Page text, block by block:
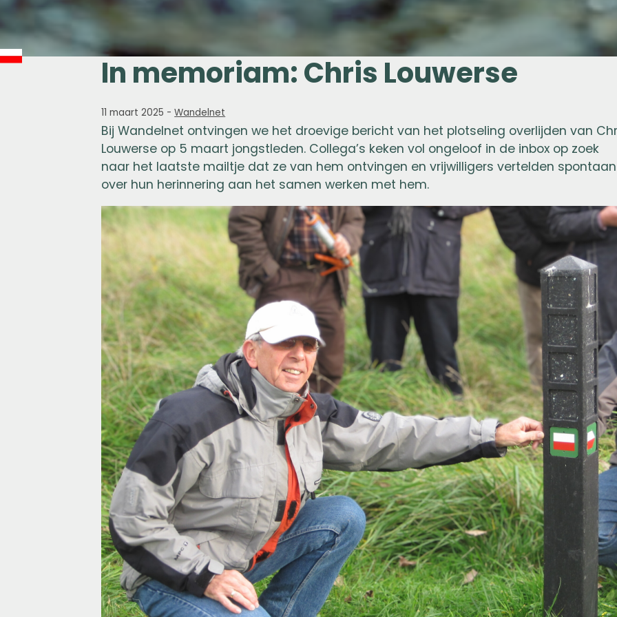
In memoriam: Chris Louwerse
11 maart 2025 -Wandelnet
Bij Wandelnet ontvingen we het droevige bericht van het plotseling overlijden van
Louwerse op 5 maart jongstleden. Collega’s keken vol ongeloof in de inbox op zoek
naar het laatste mailtje dat ze van hem ontvingen en vrijwilligers vertelden spontaan
over hun herinnering aan het samen werken met hem.